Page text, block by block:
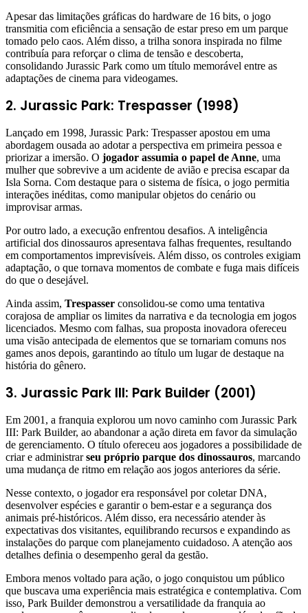
Apesar das limitações gráficas do hardware de 16 bits, o jogo
transmitia com eficiência a sensação de estar preso em um parque
tomado pelo caos. Além disso, a trilha sonora inspirada no filme
contribuía para reforçar o clima de tensão e descoberta,
consolidando Jurassic Park como um título memorável entre as
adaptações de cinema para videogames.
2. Jurassic Park: Trespasser (1998)
Lançado em 1998, Jurassic Park: Trespasser apostou em uma
abordagem ousada ao adotar a perspectiva em primeira pessoa e
priorizar a imersão. O jogador assumia o papel de Anne, uma
mulher que sobrevive a um acidente de avião e precisa escapar da
Isla Sorna. Com destaque para o sistema de física, o jogo permitia
interações inéditas, como manipular objetos do cenário ou
improvisar armas.
Por outro lado, a execução enfrentou desafios. A inteligência
artificial dos dinossauros apresentava falhas frequentes, resultando
em comportamentos imprevisíveis. Além disso, os controles exigiam
adaptação, o que tornava momentos de combate e fuga mais difíceis
do que o desejável.
Ainda assim, Trespasser consolidou-se como uma tentativa
corajosa de ampliar os limites da narrativa e da tecnologia em jogos
licenciados. Mesmo com falhas, sua proposta inovadora ofereceu
uma visão antecipada de elementos que se tornariam comuns nos
games anos depois, garantindo ao título um lugar de destaque na
história do gênero.
3. Jurassic Park III: Park Builder (2001)
Em 2001, a franquia explorou um novo caminho com Jurassic Park
III: Park Builder, ao abandonar a ação direta em favor da simulação
de gerenciamento. O título ofereceu aos jogadores a possibilidade de
criar e administrarseu próprio parque dos dinossauros, marcando
uma mudança de ritmo em relação aos jogos anteriores da série.
Nesse contexto, o jogador era responsável por coletar DNA,
desenvolver espécies e garantir o bem-estar e a segurança dos
animais pré-históricos. Além disso, era necessário atender às
expectativas dos visitantes, equilibrando recursos e expandindo as
instalações do parque com planejamento cuidadoso. A atenção aos
detalhes definia o desempenho geral da gestão.
Embora menos voltado para ação, o jogo conquistou um público
que buscava uma experiência mais estratégica e contemplativa. Com
isso, Park Builder demonstrou a versatilidade da franquia ao